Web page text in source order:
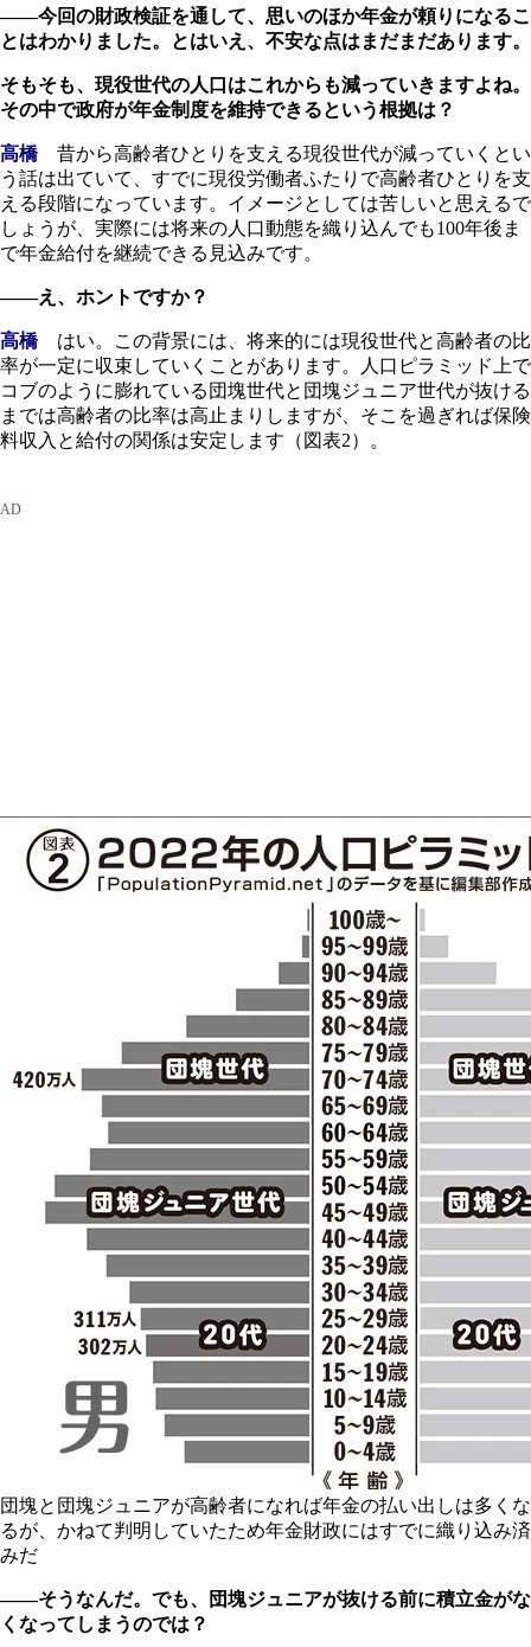
――今回の財政検証を通して、思いのほか年金が頼りになるこ
とはわかりました。とはいえ、不安な点はまだまだあります。
そもそも、現役世代の人口はこれからも減っていきますよね。
その中で政府が年金制度を維持できるという根拠は？
高橋昔から高齢者ひとりを支える現役世代が減っていくとい
う話は出ていて、すでに現役労働者ふたりで高齢者ひとりを支
える段階になっています。イメージとしては苦しいと思えるで
しょうが、実際には将来の人口動態を織り込んでも100年後ま
で年金給付を継続できる見込みです。
――え、ホントですか？
高橋はい。この背景には、将来的には現役世代と高齢者の比
率が一定に収束していくことがあります。人口ピラミッド上で
コブのように膨れている団塊世代と団塊ジュニア世代が抜ける
までは高齢者の比率は高止まりしますが、そこを過ぎれば保険
料収入と給付の関係は安定します（図表2）。
団塊と団塊ジュニアが高齢者になれば年金の払い出しは多くな
るが、かねて判明していたため年金財政にはすでに織り込み済
みだ
――そうなんだ。でも、団塊ジュニアが抜ける前に積立金がな
くなってしまうのでは？